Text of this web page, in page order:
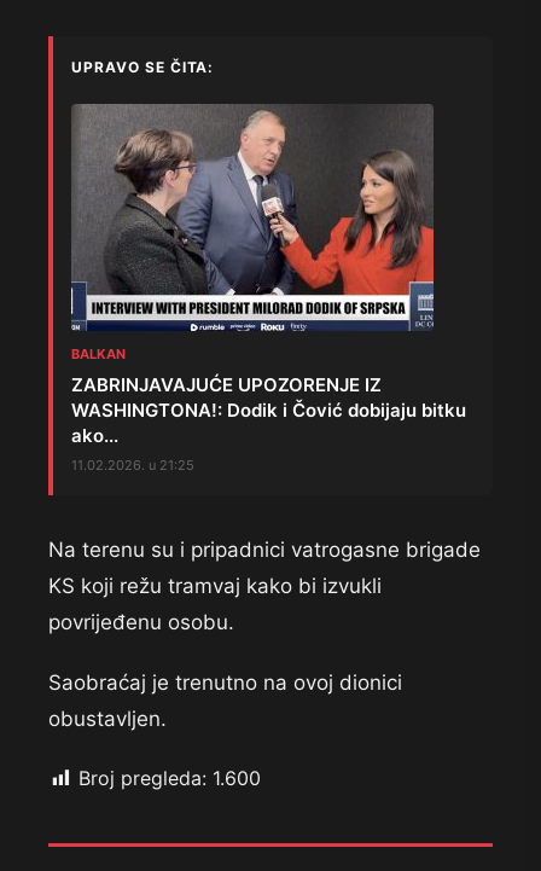
UPRAVO SE ČITA:
BALKAN
ZABRINJAVAJUĆE UPOZORENJE IZ
WASHINGTONA!: Dodik i Čović dobijaju bitku
ako...
11.02.2026. u 21:25
Na terenu su i pripadnici vatrogasne brigade
KS koji režu tramvaj kako bi izvukli
povrijeđenu osobu.
Saobraćaj je trenutno na ovoj dionici
obustavljen.
Broj pregleda: 1.600